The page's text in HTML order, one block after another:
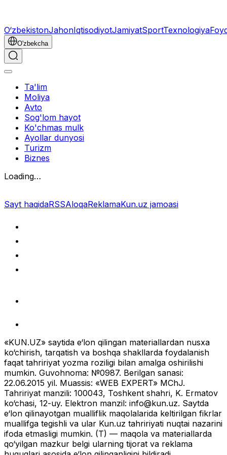
O‘zbekistonJahonIqtisodiyotJamiyatSportTexnologiya
O'zbekcha
Ta'lim
Moliya
Avto
Sog'lom hayot
Ko'chmas mulk
Ayollar dunyosi
Turizm
Biznes
Loading…
Sayt haqidaRSSAloqaReklamaKun.uz jamoasi
«KUN.UZ» saytida e‘lon qilingan materiallardan nusxa
ko‘chirish, tarqatish va boshqa shakllarda foydalanish
faqat tahririyat yozma roziligi bilan amalga oshirilishi
mumkin. Guvohnoma: №0987. Berilgan sanasi:
22.06.2015 yil. Muassis: «WEB EXPERT» MChJ.
Tahririyat manzili: 100043, Toshkent shahri, K. Ermatov
ko‘chasi, 12-uy. Elektron manzil: info@kun.uz. Saytda
e‘lon qilinayotgan mualliflik maqolalarida keltirilgan fikrlar
muallifga tegishli va ular Kun.uz tahririyati nuqtai nazarini
ifoda etmasligi mumkin. (T) — maqola va materiallarda
qo‘yilgan mazkur belgi ularning tijorat va reklama